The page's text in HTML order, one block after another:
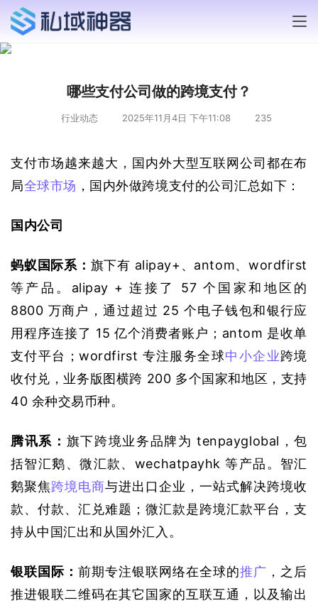
哪些支付公司做的跨境支付？
行业动态 2025年11月4日 下午11:08 235
支付市场越来越大，国内外大型互联网公司都在布
局全球市场 ，国内外做跨境支付的公司汇总如下：
国内公司
蚂蚁国际系： 旗下有 alipay+、antom、wordfirst
等产品。alipay + 连接了 57 个国家和地区的
8800 万商户，通过超过 25 个电子钱包和银行应
用程序连接了 15 亿个消费者账户；antom 是收单
支付平台；wordfirst 专注服务全球中小企业跨境
收付兑，业务版图横跨 200 多个国家和地区，支持
40 余种交易币种。
腾讯系： 旗下跨境业务品牌为 tenpayglobal，包
括智汇鹅、微汇款、wechatpayhk 等产品。智汇
鹅聚焦跨境电商与进出口企业，一站式解决跨境收
款、付款、汇兑难题；微汇款是跨境汇款平台，支
持从中国汇出和从国外汇入。
银联国际：前期专注银联网络在全球的推广 ，之后
推进银联二维码在其它国家的互联互通，以及输出